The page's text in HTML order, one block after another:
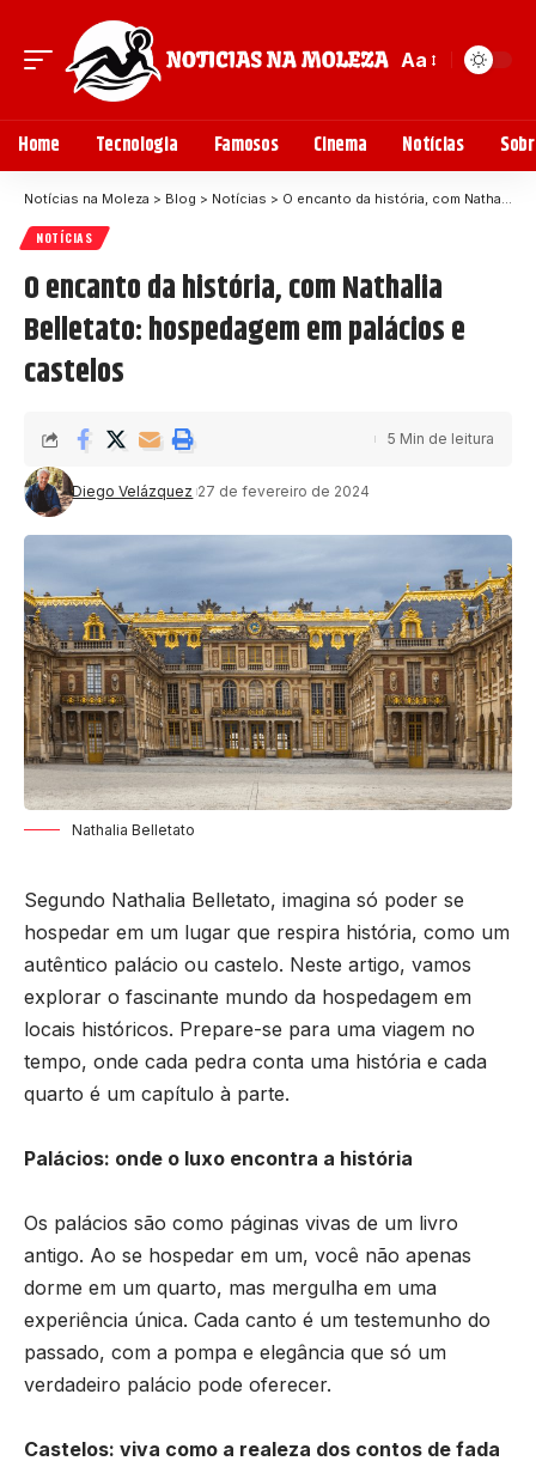
Aa
Home Tecnologia Famosos Cinema Notícias
Notícias na Moleza > Blog > Notícias > O encanto da história, com Nathalia Belletato: hospedagem em palácios e castelos
NOTÍCIAS
O encanto da história, com Nathalia
Belletato: hospedagem em palácios e
castelos
Diego Velázquez 27 de fevereiro de 2024
5 Min de leitura
Nathalia Belletato
Segundo Nathalia Belletato, imagina só poder se
hospedar em um lugar que respira história, como um
autêntico palácio ou castelo. Neste artigo, vamos
explorar o fascinante mundo da hospedagem em
locais históricos. Prepare-se para uma viagem no
tempo, onde cada pedra conta uma história e cada
quarto é um capítulo à parte.
Palácios: onde o luxo encontra a história
Os palácios são como páginas vivas de um livro
antigo. Ao se hospedar em um, você não apenas
dorme em um quarto, mas mergulha em uma
experiência única. Cada canto é um testemunho do
passado, com a pompa e elegância que só um
verdadeiro palácio pode oferecer.
Castelos: viva como a realeza dos contos de fada